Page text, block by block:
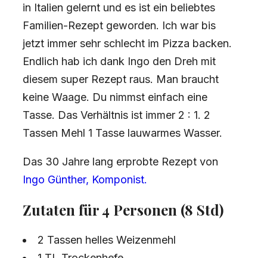
in Italien gelernt und es ist ein beliebtes
Familien-Rezept geworden. Ich war bis
jetzt immer sehr schlecht im Pizza backen.
Endlich hab ich dank Ingo den Dreh mit
diesem super Rezept raus. Man braucht
keine Waage. Du nimmst einfach eine
Tasse. Das Verhältnis ist immer 2 : 1. 2
Tassen Mehl 1 Tasse lauwarmes Wasser.
Das 30 Jahre lang erprobte Rezept von
Ingo Günther, Komponist.
Zutaten für 4 Personen (8 Std)
2 Tassen helles Weizenmehl